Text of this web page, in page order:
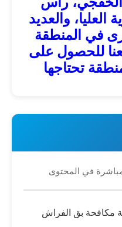
العليا، والعديد
في المنطقة
للحصول على
تحتاجها
مباشرة في المحتوى
مكافحة بق الفراش